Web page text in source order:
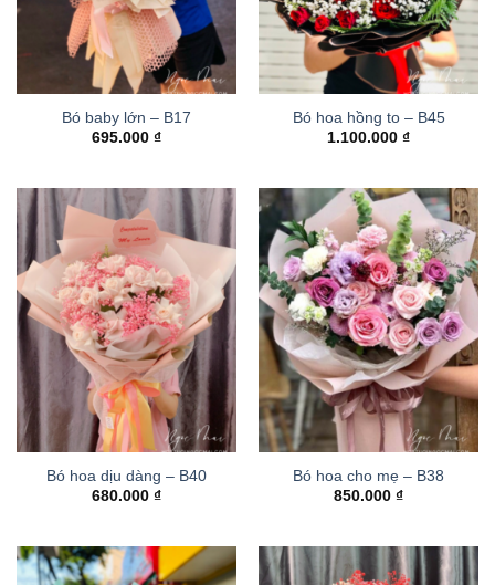
Bó baby lớn – B17
695.000 ₫
Bó hoa hồng to – B45
1.100.000 ₫
Bó hoa dịu dàng – B40
680.000 ₫
Bó hoa cho mẹ – B38
850.000 ₫